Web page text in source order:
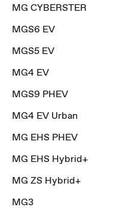
MG CYBERSTER
MGS6 EV
MGS5 EV
MG4 EV
MGS9 PHEV
MG4 EV Urban
MG EHS PHEV
MG EHS Hybrid+
MG ZS Hybrid+
MG3